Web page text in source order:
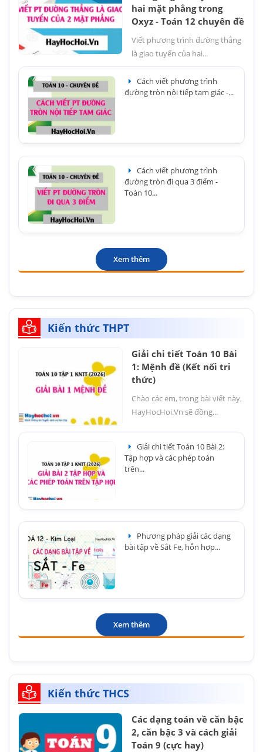
hai mặt phẳng trong
Oxyz - Toán 12 chuyên đề
Viết phương trình đường thẳng
là giao tuyến của hai...
Cách viết phương trình
đường tròn nội tiếp tam giác -...
Cách viết phương trình
đường tròn đi qua 3 điểm -
Toán 10...
Xem thêm
Kiến thức THPT
Giải chi tiết Toán 10 Bài
1: Mệnh đề (Kết nối tri
thức)
Chào các em, trong bài viết này,
HayHocHoi.Vn sẽ đồng...
Giải chi tiết Toán 10 Bài 2:
Tập hợp và các phép toán
trên...
Phương pháp giải các dạng
bài tập về Sắt Fe, hỗn hợp...
Xem thêm
Kiến thức THCS
Các dạng toán về căn bậc
2, căn bậc 3 và cách giải
Toán 9 (cực hay)